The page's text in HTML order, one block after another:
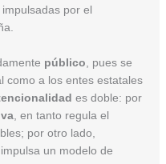
por el
público , pues se
como a los entes estatales
es doble: por
, en tanto regula el
por otro lado,
un modelo de